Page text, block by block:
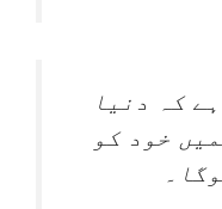
کہ دنیا
خود کو